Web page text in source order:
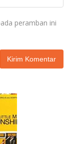
peramban ini